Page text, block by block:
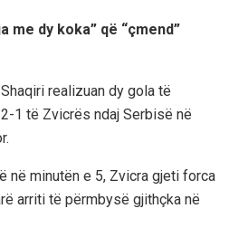
me dy koka” që “çmend”
realizuan dy gola të
1 të Zvicrës ndaj Serbisë në
në minutën e 5, Zvicra gjeti forca
arriti të përmbysë gjithçka në